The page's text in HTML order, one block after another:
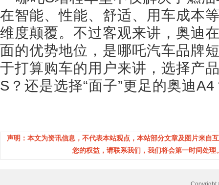
在智能、性能、舒适、用车成本
维度颠覆。不过客观来讲，奥迪
面的优势地位，是哪吒汽车品牌
于打算购车的用户来讲，选择产
S？还是选择“面子”更足的奥迪
声明：本文为资讯信息，不代表本站观点，本站部分文章及图片来自
您的权益，请联系我们，我们将会第一时间处